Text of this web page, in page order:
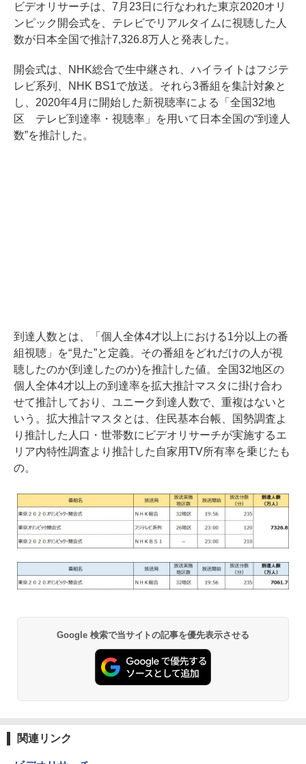
ビデオリサーチは、7月23日に行なわれた東京2020オリ
ンピック開会式を、テレビでリアルタイムに視聴した人
数が日本全国で推計7,326.8万人と発表した。
開会式は、NHK総合で生中継され、ハイライトはフジテ
レビ系列、NHK BS1で放送。それら3番組を集計対象と
し、2020年4月に開始した新視聴率による「全国32地
区 テレビ到達率・視聴率」を用いて日本全国の“到達人
数”を推計した。
到達人数とは、「個人全体4才以上における1分以上の番
組視聴」を“見た”と定義。その番組をどれだけの人が視
聴したのか(到達したのか)を推計した値。全国32地区の
個人全体4才以上の到達率を拡大推計マスタに掛け合わ
せて推計しており、ユニーク到達人数で、重複はないと
いう。拡大推計マスタとは、住民基本台帳、国勢調査よ
り推計した人口・世帯数にビデオリサーチが実施するエ
リア内特性調査より推計した自家用TV所有率を乗じたも
の。
Google 検索で当サイトの記事を優先表示させる
関連リンク